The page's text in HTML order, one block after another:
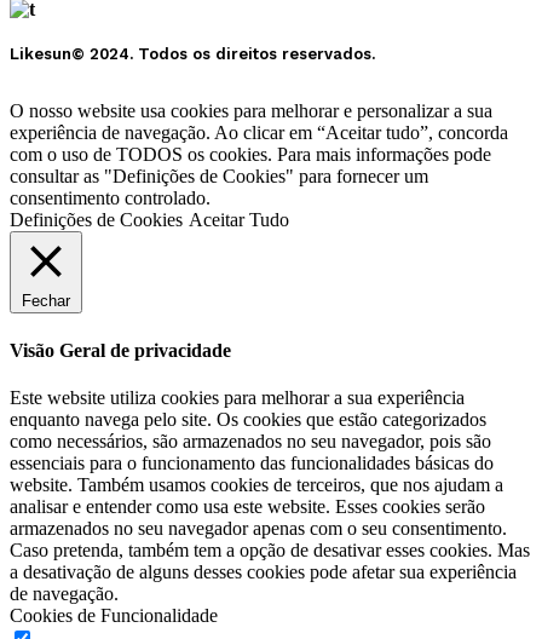
Likesun© 2024. Todos os direitos reservados.
O nosso website usa cookies para melhorar e personalizar a sua
experiência de navegação. Ao clicar em “Aceitar tudo”, concorda
com o uso de TODOS os cookies. Para mais informações pode
consultar as "Definições de Cookies" para fornecer um
consentimento controlado.
Definições de Cookies Aceitar Tudo
Fechar
Visão Geral de privacidade
Este website utiliza cookies para melhorar a sua experiência
enquanto navega pelo site. Os cookies que estão categorizados
como necessários, são armazenados no seu navegador, pois são
essenciais para o funcionamento das funcionalidades básicas do
website. Também usamos cookies de terceiros, que nos ajudam a
analisar e entender como usa este website. Esses cookies serão
armazenados no seu navegador apenas com o seu consentimento.
Caso pretenda, também tem a opção de desativar esses cookies. Mas
a desativação de alguns desses cookies pode afetar sua experiência
de navegação.
Cookies de Funcionalidade